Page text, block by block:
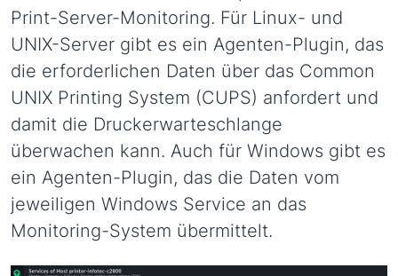
Print-Server-Monitoring. Für Linux- und
UNIX-Server gibt es ein Agenten-Plugin, das
die erforderlichen Daten über das Common
UNIX Printing System (CUPS) anfordert und
damit die Druckerwarteschlange
überwachen kann. Auch für Windows gibt es
ein Agenten-Plugin, das die Daten vom
jeweiligen Windows Service an das
Monitoring-System übermittelt.